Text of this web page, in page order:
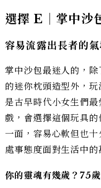
選擇 E｜掌中沙
容易流露出長者的
掌中沙包最迷人的，
的迷你枕頭造型外，玩
是古早時代小女生們
戲，會選擇這個玩具
一面，容易心軟但也
處事態度面對生活中的
你的靈魂有幾歲？75歲